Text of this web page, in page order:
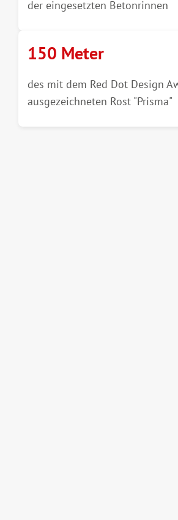
der eingesetzten Betonrinnen
150 Meter
des mit dem Red Dot Design
ausgezeichneten Rost "Prisma"